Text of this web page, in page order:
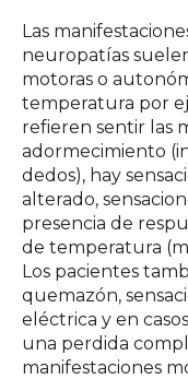
Las
neuropatías
motoras o
temperatura por
refieren sentir las
adormecimiento
dedos), hay
alterado,
presencia de
de temperatura
Los pacientes
quemazón,
eléctrica y en
una perdida
manifestaciones